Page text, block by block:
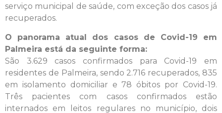
serviço municipal de saúde, com exceção dos casos já
recuperados.
O panorama atual dos casos de Covid-19 em
Palmeira está da seguinte forma:
São 3.629 casos confirmados para Covid-19 em
residentes de Palmeira, sendo 2.716 recuperados, 835
em isolamento domiciliar e 78 óbitos por Covid-19.
Três pacientes com casos confirmados estão
internados em leitos regulares no município, dois